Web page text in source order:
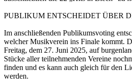
PUBLIKUM ENTSCHEIDET ÜBER
Im anschließenden Publikumsvoting
welcher Musikverein ins Finale kommt.
Freitag, dem 27. Juni 2025, auf
Stücke aller teilnehmenden Vereine
finden und es kann auch gleich für den
werden.